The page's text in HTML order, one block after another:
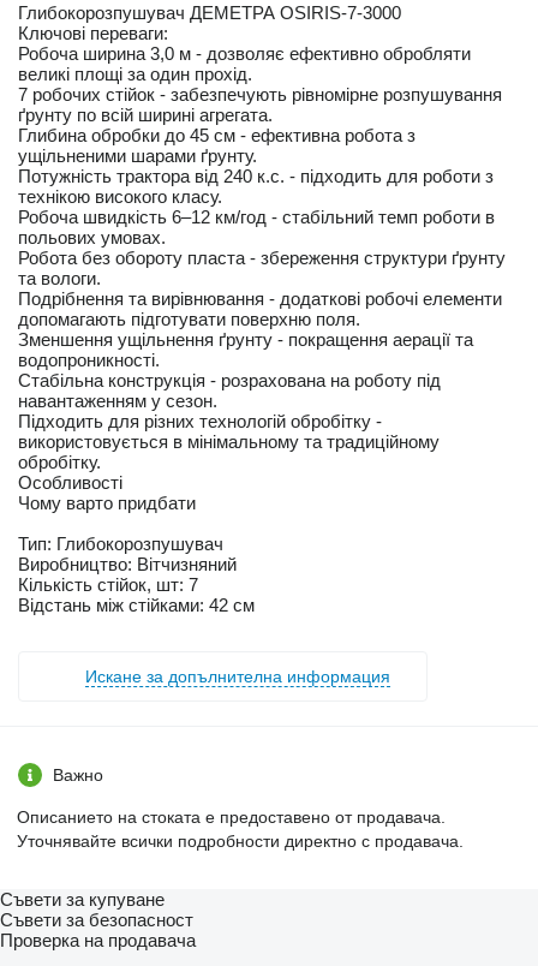
Глибокорозпушувач ДЕМЕТРА OSIRIS-7-3000
Ключові переваги:
Робоча ширина 3,0 м - дозволяє ефективно обробляти
великі площі за один прохід.
7 робочих стійок - забезпечують рівномірне розпушування
ґрунту по всій ширині агрегата.
Глибина обробки до 45 см - ефективна робота з
ущільненими шарами ґрунту.
Потужність трактора від 240 к.с. - підходить для роботи з
технікою високого класу.
Робоча швидкість 6–12 км/год - стабільний темп роботи в
польових умовах.
Робота без обороту пласта - збереження структури ґрунту
та вологи.
Подрібнення та вирівнювання - додаткові робочі елементи
допомагають підготувати поверхню поля.
Зменшення ущільнення ґрунту - покращення аерації та
водопроникності.
Стабільна конструкція - розрахована на роботу під
навантаженням у сезон.
Підходить для різних технологій обробітку -
використовується в мінімальному та традиційному
обробітку.
Особливості
Чому варто придбати
Тип: Глибокорозпушувач
Виробництво: Вітчизняний
Кількість стійок, шт: 7
Відстань між стійками: 42 см
Искане за допълнителна информация
Важно
Описанието на стоката е предоставено от продавача.
Уточнявайте всички подробности директно с продавача.
Съвети за купуване
Съвети за безопасност
Проверка на продавача